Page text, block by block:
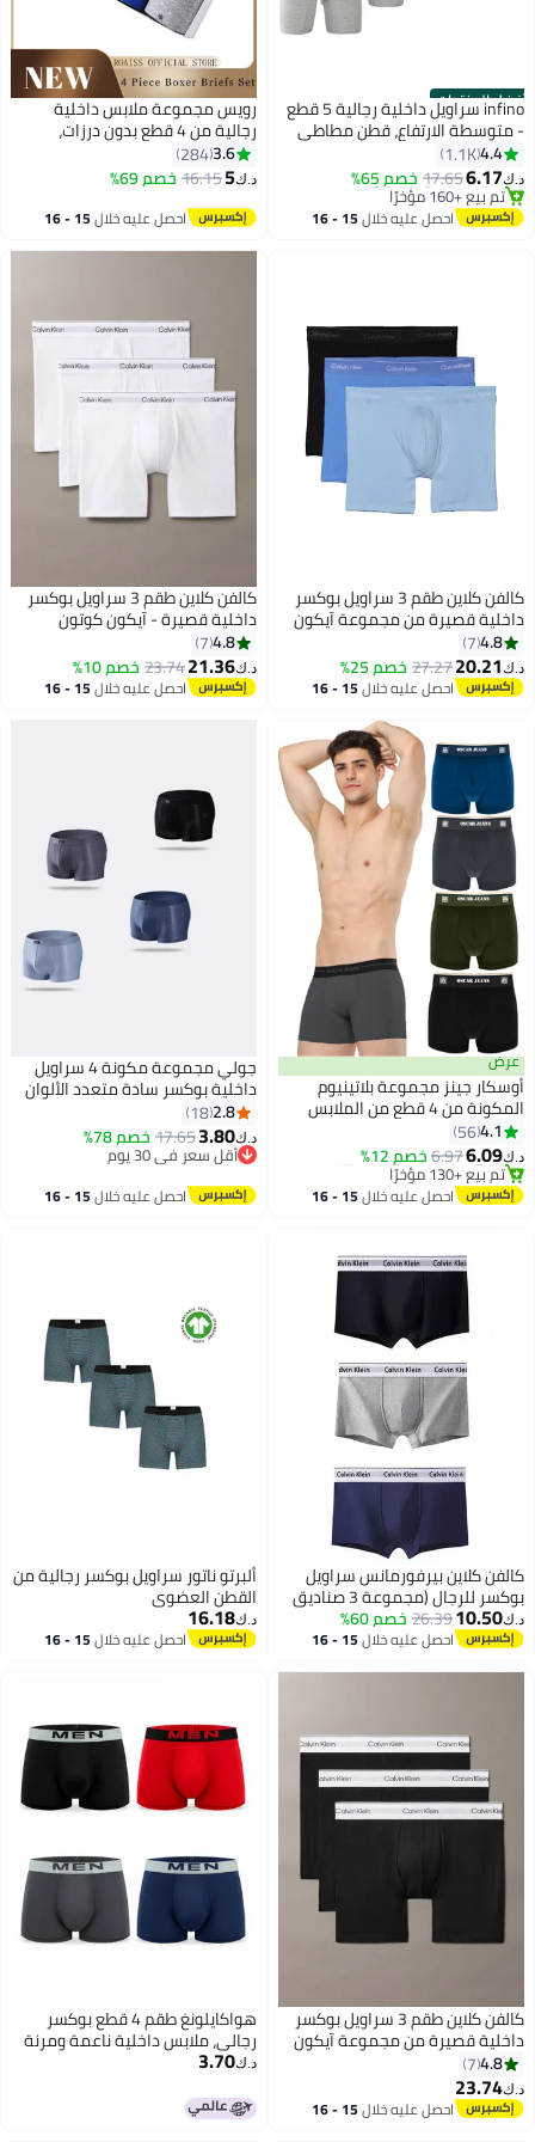
أفضل المنتجات
3
infino سراويل داخلية رجالية 5 قطع
- متوسطة الارتفاع، قطن مطاطي
مضاد للاحتكاك، ملابس داخلية
رياضية قابلة للتنفس بألوان متنوعة
(أسود/رمادي/رمادي فاتح) -
متوفرة بالمقاسات L
4.4
1.1K
د.ك‏6.17
17.65خصم 65%
#1 في سروال داخلي بوكسر
أقل سعر في 30 يوم
تم بيع +160 مؤخرًا
احصل عليه خلال 15 - 16
رويس مجموعة ملابس داخلية
رجالية من 4 قطع بدون درزات،
كلسونات صندوقية ناعمة مطاطية
بحزام خصر مطاطي، كلسونات
صندوقية قابلة للتنفس بخصر
متوسط للرجال، مثالية للارتداء
اليومي
3.6
284
د.ك‏5
16.15خصم 69%
احصل عليه خلال 15 - 16
كالفن كلاين طقم 3 سراويل بوكسر
داخلية قصيرة من مجموعة آيكون
كوتون ستريتش
4.8
7
د.ك‏20.21
27.27خصم 25%
احصل عليه خلال 15 - 16
كالفن كلاين طقم 3 سراويل بوكسر
داخلية قصيرة - آيكون كوتون
ستريتش
4.8
7
د.ك‏21.36
23.74خصم 10%
احصل عليه خلال 15 - 16
3
عرض
أوسكار جينز مجموعة بلاتينيوم
المكونة من 4 قطع من الملابس
الداخلية الرجالية، بوكسر من القطن
والخيزران والليكرا، ناعمة ومسامية،
مثالية للرياضات في الصالات
الرياضية.
4.1
56
د.ك‏6.09
6.97خصم 12%
#7 في سروال داخلي بوكسر
باقي 5 وحدات في المخزون
تم بيع +130 مؤخرًا
احصل عليه خلال 15 - 16
جولي مجموعة مكونة 4 سراويل
داخلية بوكسر سادة متعدد الألوان
2.8
18
د.ك‏3.80
17.65خصم 78%
أقل سعر في 30 يوم
أقل سعر في 30 يوم
احصل عليه خلال 15 - 16
كالفن كلاين بيرفورمانس سراويل
بوكسر للرجال (مجموعة 3 صناديق
هدايا) قطن
د.ك‏10.50
26.39خصم 60%
احصل عليه خلال 15 - 16
ألبرتو ناتور سراويل بوكسر رجالية من
القطن العضوي
د.ك‏16.18
احصل عليه خلال 15 - 16
كالفن كلاين طقم 3 سراويل بوكسر
داخلية قصيرة من مجموعة آيكون
كوتون ستريتش
4.8
7
د.ك‏23.74
احصل عليه خلال 15 - 16
هواكايلونغ طقم 4 قطع بوكسر
رجالي، ملابس داخلية ناعمة ومرنة
قابلة للتنفس، ألوان متعددة
د.ك‏3.70